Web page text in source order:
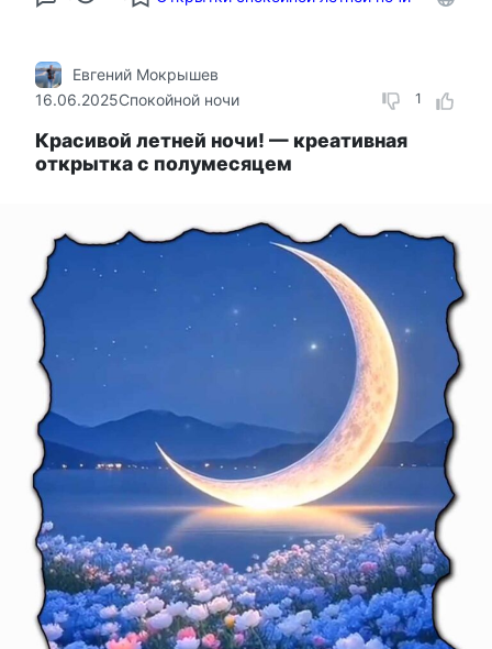
1
Евгений Мокрышев
16.06.2025Спокойной ночи
Красивой летней ночи! — креативная
открытка с полумесяцем